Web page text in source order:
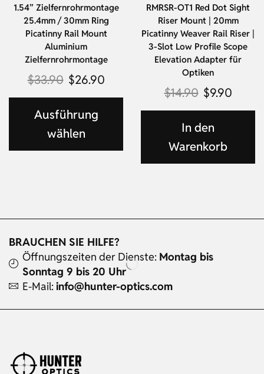
1.54” Zielfernrohrmontage
25.4mm / 30mm Ring
Picatinny Rail Mount
Aluminium
Zielfernrohrmontage
$33.90 $26.90
Ausführung
wählen
RMRSR-OT1 Red Dot Sight
Riser Mount | 20mm
Picatinny Weaver Rail Riser |
3-Slot Low Profile Scope
Elevation Adapter für
Optiken
$14.90 $9.90
In den
Warenkorb
BRAUCHEN SIE HILFE?
Öffnungszeiten der Dienste: Montag bis
Sonntag 9 bis 20 Uhr
E-Mail: info@hunter-optics.com